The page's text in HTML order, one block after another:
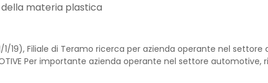
materia plastica
1/19), Filiale di Teramo ricerca per azienda operante nel
Per importante azienda operante nel settore
legno. Requisiti: - Esperienza nella carteggiatura di co